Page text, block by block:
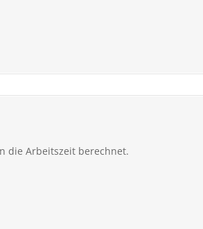
die Arbeitszeit berechnet.